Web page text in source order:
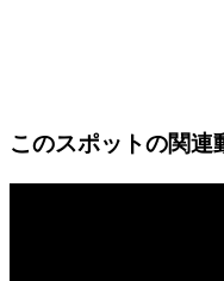
このスポットの関連